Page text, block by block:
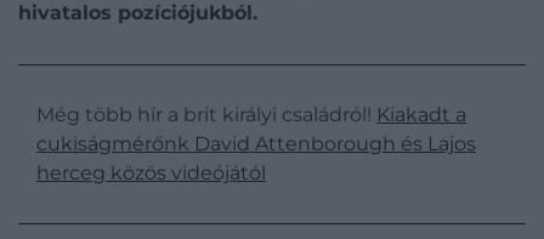
hivatalos pozíciójukból.
Még több hír a brit királyi családról! Kiakadt a
cukiságmérőnk David Attenborough és Lajos
herceg közös videójától